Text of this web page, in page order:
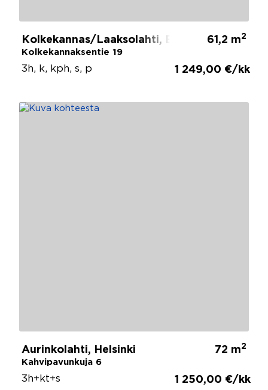
Kolkekannas/Laaksolahti, Espoo
Kolkekannaksentie 19
61,2 m2
3h, k, kph, s, p 1 249,00 €/kk
Aurinkolahti, Helsinki
Kahvipavunkuja 6
72 m2
3h+kt+s 1 250,00 €/kk